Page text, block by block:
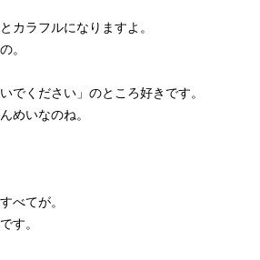
カラフルになりますよ。
。
でください」のところ好きです。
めいなのね。
べてが。
す。